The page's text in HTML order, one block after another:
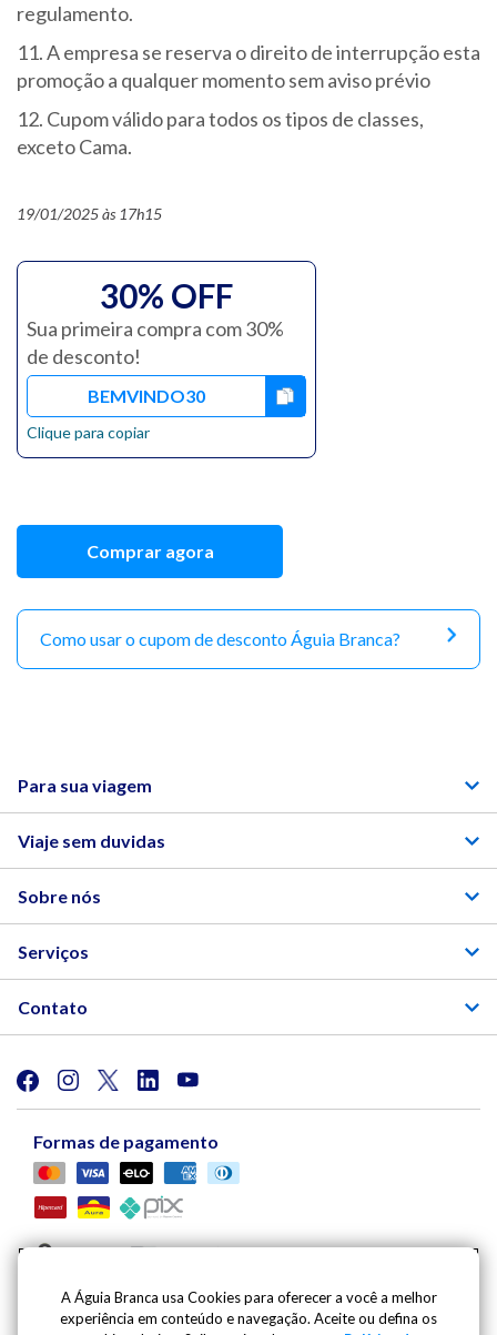
regulamento.
11. A empresa se reserva o direito de interrupção esta
promoção a qualquer momento sem aviso prévio
12. Cupom válido para todos os tipos de classes,
exceto Cama.
19/01/2025 às 17h15
30% OFF
Sua primeira compra com 30%
de desconto!
BEMVINDO30
Clique para copiar
Comprar agora
Como usar o cupom de desconto Águia Branca?
Para sua viagem
Viaje sem duvidas
Sobre nós
Serviços
Contato
Formas de pagamento
Viação Águia Branca S.A. | Av. Mario Gurgel, 5030 |
A Águia Branca usa Cookies para oferecer a você a melhor
experiência em conteúdo e navegação. Aceite ou defina os